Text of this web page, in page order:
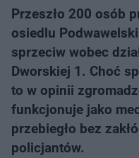
Przeszło 200 osób
osiedlu
sprzeciw wobec
Dworskiej 1. Choć
to w opinii
funkcjonuje jako
przebiegło bez
policjantów.